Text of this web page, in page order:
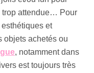
trop attendue… Pour
et
objets achetés ou
, notamment dans
est toujours très